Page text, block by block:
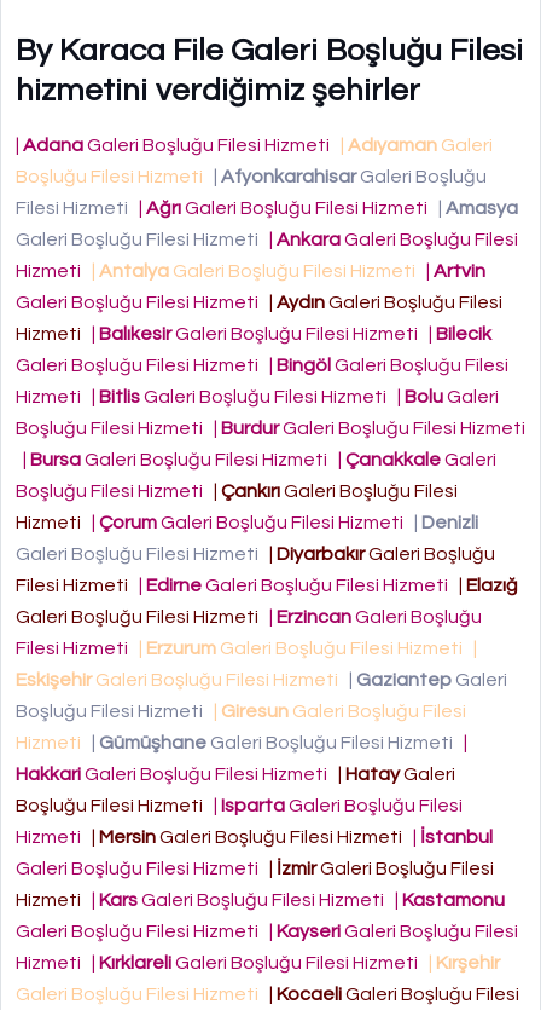
By Karaca File Galeri Boşluğu Filesi
hizmetini verdiğimiz şehirler
AdanaGaleri Boşluğu Filesi Hizmeti Adıyaman Galeri
Boşluğu Filesi Hizmeti
AfyonkarahisarGaleri Boşluğu
Filesi Hizmeti
AğrıGaleri Boşluğu Filesi Hizmeti
Amasya
Galeri Boşluğu Filesi Hizmeti
AnkaraGaleri Boşluğu Filesi
Hizmeti
Antalya Galeri Boşluğu Filesi Hizmeti
Artvin
Galeri Boşluğu Filesi Hizmeti
AydınGaleri Boşluğu Filesi
Hizmeti
BalıkesirGaleri Boşluğu Filesi Hizmeti
Bilecik
Galeri Boşluğu Filesi Hizmeti
Bingöl Galeri Boşluğu Filesi
Hizmeti
BitlisGaleri Boşluğu Filesi Hizmeti BoluGaleri
Boşluğu Filesi Hizmeti
BurdurGaleri Boşluğu Filesi Hizmeti
BursaGaleri Boşluğu Filesi Hizmeti ÇanakkaleGaleri
Boşluğu Filesi Hizmeti
ÇankırıGaleri Boşluğu Filesi
Hizmeti
ÇorumGaleri Boşluğu Filesi Hizmeti
Denizli
Galeri Boşluğu Filesi Hizmeti
DiyarbakırGaleri Boşluğu
Filesi Hizmeti
EdirneGaleri Boşluğu Filesi Hizmeti
Elazığ
Galeri Boşluğu Filesi Hizmeti
ErzincanGaleri Boşluğu
Filesi Hizmeti
Erzurum Galeri Boşluğu Filesi Hizmeti
EskişehirGaleri Boşluğu Filesi Hizmeti Gaziantep Galeri
Boşluğu Filesi Hizmeti
Giresun Galeri Boşluğu Filesi
Hizmeti
Gümüşhane Galeri Boşluğu Filesi Hizmeti
HakkariGaleri Boşluğu Filesi Hizmeti HatayGaleri
Boşluğu Filesi Hizmeti
IspartaGaleri Boşluğu Filesi
Hizmeti
MersinGaleri Boşluğu Filesi Hizmeti
İstanbul
Galeri Boşluğu Filesi Hizmeti
İzmirGaleri Boşluğu Filesi
Hizmeti
KarsGaleri Boşluğu Filesi Hizmeti
Kastamonu
Galeri Boşluğu Filesi Hizmeti
KayseriGaleri Boşluğu Filesi
Hizmeti
KırklareliGaleri Boşluğu Filesi Hizmeti
Kırşehir
Galeri Boşluğu Filesi Hizmeti
KocaeliGaleri Boşluğu Filesi